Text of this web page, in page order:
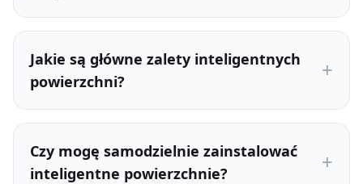
Jakie są główne zalety inteligentnych
powierzchni?
Czy mogę samodzielnie zainstalować
inteligentne powierzchnie?